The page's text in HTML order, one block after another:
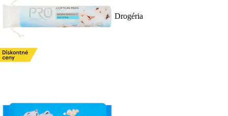
Drogéria